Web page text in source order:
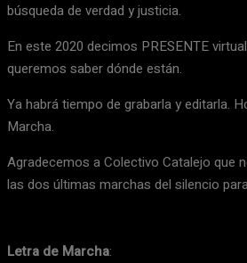
búsqueda de verdad y justicia.
En este 2020 decimos PRESENTE
queremos saber dónde están.
Ya habrá tiempo de grabarla y editarla.
Marcha.
Agradecemos a Colectivo Catalejo que
las dos últimas marchas del silencio
Letra de Marcha: